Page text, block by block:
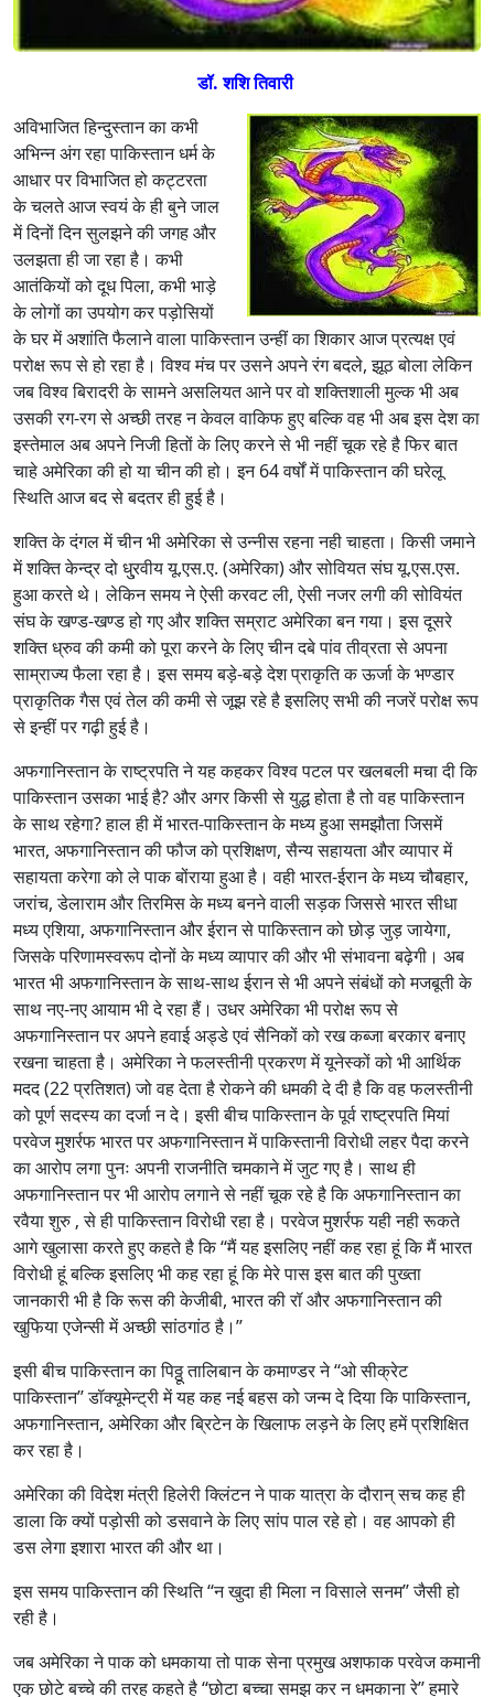
डॉ. शशि तिवारी
अविभाजित हिन्दुस्तान का कभी
अभिन्न अंग रहा पाकिस्तान धर्म के
आधार पर विभाजित हो कट्टरता
के चलते आज स्वयं के ही बुने जाल
में दिनों दिन सुलझने की जगह और
उलझता ही जा रहा है। कभी
आतंकियों को दूध पिला, कभी भाड़े
के लोगों का उपयोग कर पड़ोसियों
के घर में अशांति फैलाने वाला पाकिस्तान उन्हीं का शिकार आज प्रत्यक्ष एवं
परोक्ष रूप से हो रहा है। विश्व मंच पर उसने अपने रंग बदले, झूठ बोला लेकिन
जब विश्व बिरादरी के सामने असलियत आने पर वो शक्तिशाली मुल्क भी अब
उसकी रग-रग से अच्छी तरह न केवल वाकिफ हुए बल्कि वह भी अब इस देश का
इस्तेमाल अब अपने निजी हितों के लिए करने से भी नहीं चूक रहे है फिर बात
चाहे अमेरिका की हो या चीन की हो। इन 64 वर्षों में पाकिस्तान की घरेलू
स्थिति आज बद से बदतर ही हुई है।
शक्ति के दंगल में चीन भी अमेरिका से उन्नीस रहना नही चाहता। किसी जमाने
में शक्ति केन्द्र दो धु्रवीय यू.एस.ए. (अमेरिका) और सोवियत संघ यू.एस.एस.
हुआ करते थे। लेकिन समय ने ऐसी करवट ली, ऐसी नजर लगी की सोवियंत
संघ के खण्ड-खण्ड हो गए और शक्ति सम्राट अमेरिका बन गया। इस दूसरे
शक्ति ध्रुव की कमी को पूरा करने के लिए चीन दबे पांव तीव्रता से अपना
साम्राज्य फैला रहा है। इस समय बड़े-बड़े देश प्राकृति क ऊर्जा के भण्डार
प्राकृतिक गैस एवं तेल की कमी से जूझ रहे है इसलिए सभी की नजरें परोक्ष रूप
से इन्हीं पर गढ़ी हुई है।
अफगानिस्तान के राष्ट्रपति ने यह कहकर विश्व पटल पर खलबली मचा दी कि
पाकिस्तान उसका भाई है? और अगर किसी से युद्ध होता है तो वह पाकिस्तान
के साथ रहेगा? हाल ही में भारत-पाकिस्तान के मध्य हुआ समझौता जिसमें
भारत, अफगानिस्तान की फौज को प्रशिक्षण, सैन्य सहायता और व्यापार में
सहायता करेगा को ले पाक बोंराया हुआ है। वही भारत-ईरान के मध्य चौबहार,
जरांच, डेलाराम और तिरमिस के मध्य बनने वाली सड़क जिससे भारत सीधा
मध्य एशिया, अफगानिस्तान और ईरान से पाकिस्तान को छोड़ जुड़ जायेगा,
जिसके परिणामस्वरूप दोनों के मध्य व्यापार की और भी संभावना बढ़ेगी। अब
भारत भी अफगानिस्तान के साथ-साथ ईरान से भी अपने संबंधों को मजबूती के
साथ नए-नए आयाम भी दे रहा हैं। उधर अमेरिका भी परोक्ष रूप से
अफगानिस्तान पर अपने हवाई अड्डे एवं सैनिकों को रख कब्जा बरकार बनाए
रखना चाहता है। अमेरिका ने फलस्तीनी प्रकरण में यूनेस्कों को भी आर्थिक
मदद (22 प्रतिशत) जो वह देता है रोकने की धमकी दे दी है कि वह फलस्तीनी
को पूर्ण सदस्य का दर्जा न दे। इसी बीच पाकिस्तान के पूर्व राष्ट्रपति मियां
परवेज मुशर्रफ भारत पर अफगानिस्तान में पाकिस्तानी विरोधी लहर पैदा करने
का आरोप लगा पुनः अपनी राजनीति चमकाने में जुट गए है। साथ ही
अफगानिस्तान पर भी आरोप लगाने से नहीं चूक रहे है कि अफगानिस्तान का
रवैया शुरु ‚ से ही पाकिस्तान विरोधी रहा है। परवेज मुशर्रफ यही नही रूकते
आगे खुलासा करते हुए कहते है कि ‘‘मैं यह इसलिए नहीं कह रहा हूं कि मैं भारत
विरोधी हूं बल्कि इसलिए भी कह रहा हूं कि मेरे पास इस बात की पुख्ता
जानकारी भी है कि रूस की केजीबी, भारत की रॉ और अफगानिस्तान की
खुफिया एजेन्सी में अच्छी सांठगांठ है।’’
इसी बीच पाकिस्तान का पिठ्ठू तालिबान के कमाण्डर ने ‘‘ओ सीक्रेट
पाकिस्तान’’ डॉक्यूमेन्ट्री में यह कह नई बहस को जन्म दे दिया कि पाकिस्तान,
अफगानिस्तान, अमेरिका और ब्रिटेन के खिलाफ लड़ने के लिए हमें प्रशिक्षित
कर रहा है।
अमेरिका की विदेश मंत्री हिलेरी क्लिंटन ने पाक यात्रा के दौरान् सच कह ही
डाला कि क्यों पड़ोसी को डसवाने के लिए सांप पाल रहे हो। वह आपको ही
डस लेगा इशारा भारत की और था।
इस समय पाकिस्तान की स्थिति ‘‘न खुदा ही मिला न विसाले सनम’’ जैसी हो
रही है।
जब अमेरिका ने पाक को धमकाया तो पाक सेना प्रमुख अशफाक परवेज कमानी
एक छोटे बच्चे की तरह कहते है ‘‘छोटा बच्चा समझ कर न धमकाना रे’’ हमारे